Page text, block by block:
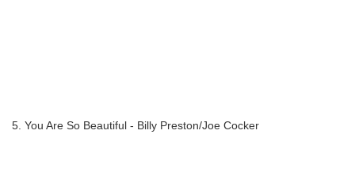
5. You Are So Beautiful - Billy Preston/Joe Cocker